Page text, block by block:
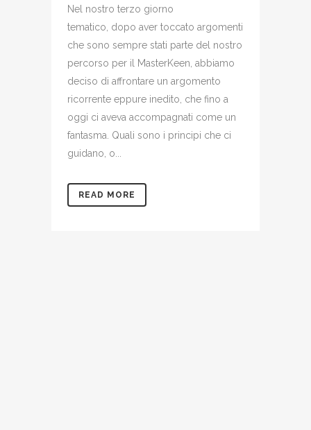
Nel nostro terzo giorno
tematico, dopo aver toccato argomenti
che sono sempre stati parte del nostro
percorso per il MasterKeen, abbiamo
deciso di affrontare un argomento
ricorrente eppure inedito, che fino a
oggi ci aveva accompagnati come un
fantasma. Quali sono i principi che ci
guidano, o...
READ MORE